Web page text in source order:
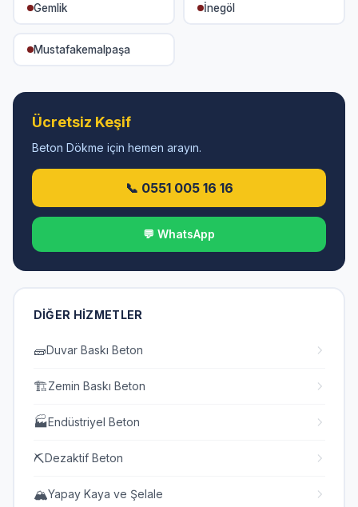
Gemlik İnegöl
Mustafakemalpaşa
Ücretsiz Keşif
Beton Dökme için hemen arayın.
📞 0551 005 16 16
💬 WhatsApp
DIĞER HIZMETLER
🧱Duvar Baskı Beton
🏗️Zemin Baskı Beton
🏭Endüstriyel Beton
⛏️Dezaktif Beton
🏔️Yapay Kaya ve Şelale